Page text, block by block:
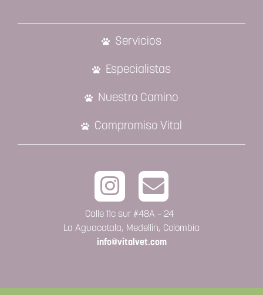
Servicios
Especialistas
Nuestro Camino
Compromiso Vital
Calle 11c sur #48A – 24
La Aguacatala, Medellín, Colombia
info@vitalvet.com